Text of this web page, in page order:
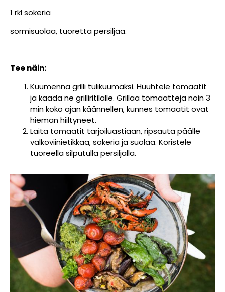
1 rkl sokeria
sormisuolaa, tuoretta persiljaa.
Tee näin:
Kuumenna grilli tulikuumaksi. Huuhtele tomaatit
ja kaada ne grilliritilälle. Grillaa tomaatteja noin 3
min koko ajan käännellen, kunnes tomaatit ovat
hieman hiiltyneet.
Laita tomaatit tarjoiluastiaan, ripsauta päälle
valkoviinietikkaa, sokeria ja suolaa. Koristele
tuoreella silputulla persiljalla.